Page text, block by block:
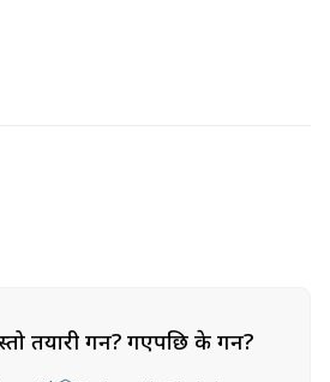
तयारी गर्ने? गएपछि के गर्ने?